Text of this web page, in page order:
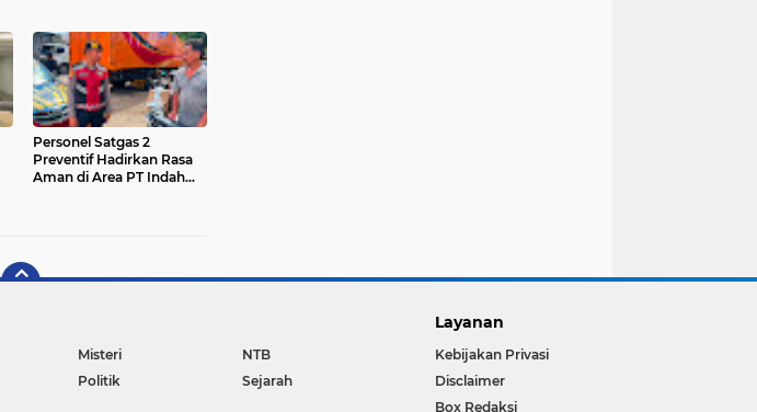
Personel Satgas 2
Preventif Hadirkan Rasa
Aman di Area PT Indah
Misteri
NTB
Politik
Sejarah
Layanan
Kebijakan Privasi
Disclaimer
Box Redaksi